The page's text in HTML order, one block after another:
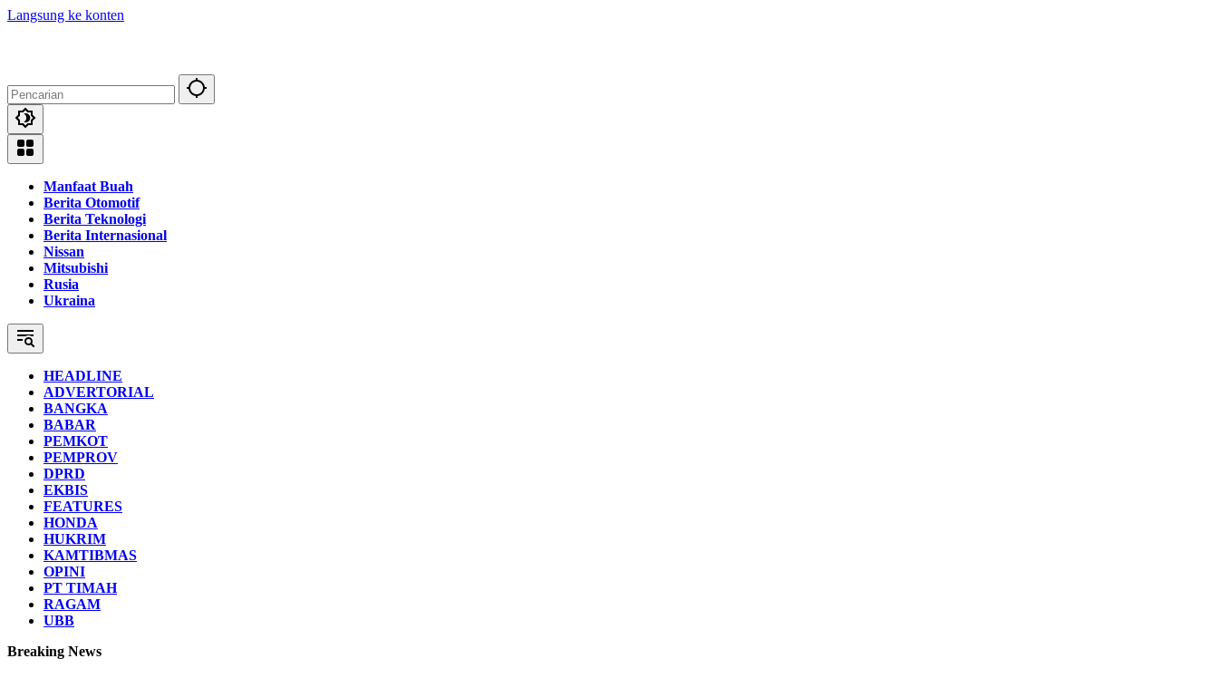
Langsung ke konten
Manfaat Buah
Berita Otomotif
Berita Teknologi
Berita Internasional
Nissan
Mitsubishi
Rusia
Ukraina
HEADLINE
ADVERTORIAL
BANGKA
BABAR
PEMKOT
PEMPROV
DPRD
EKBIS
FEATURES
HONDA
HUKRIM
KAMTIBMAS
OPINI
PT TIMAH
RAGAM
UBB
Breaking News